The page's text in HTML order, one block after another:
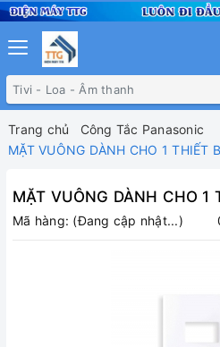
Trang chủ
Công Tắc Panasonic
MẶT VUÔNG DÀNH CHO 1 THIẾT
MẶT VUÔNG DÀNH CHO 1
Mã hàng: (Đang cập nhật...)